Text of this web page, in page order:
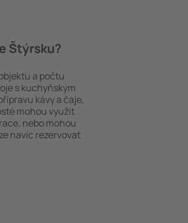
Štýrsku?
a počtu
s kuchyňským
kávy a čaje,
mohou využít
nebo mohou
navíc rezervovat